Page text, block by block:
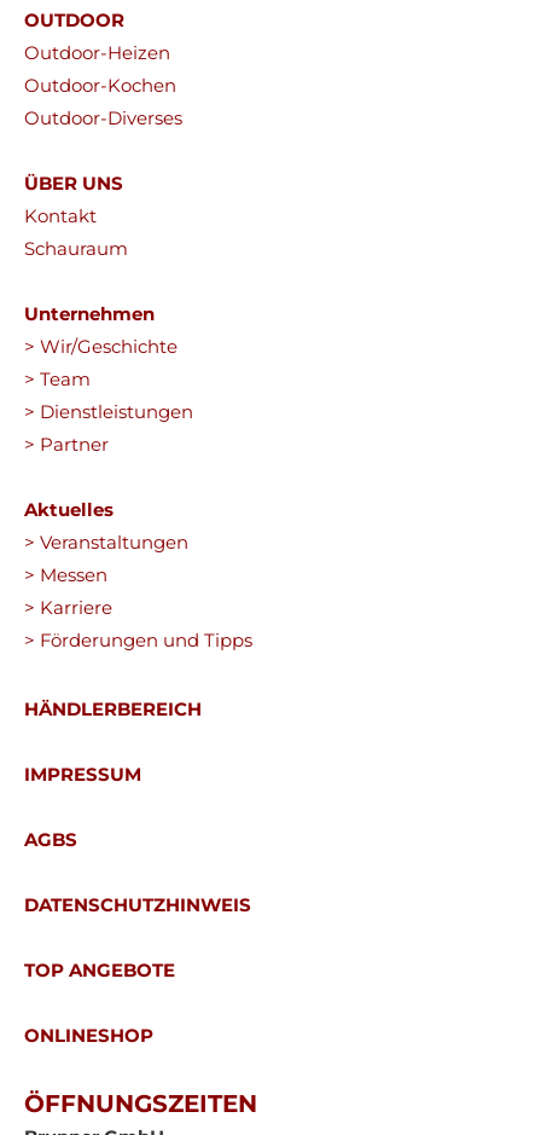
OUTDOOR
Outdoor-Heizen
Outdoor-Kochen
Outdoor-Diverses
ÜBER UNS
Kontakt
Schauraum
Unternehmen
> Wir/Geschichte
> Team
> Dienstleistungen
> Partner
Aktuelles
> Veranstaltungen
> Messen
> Karriere
> Förderungen und Tipps
HÄNDLERBEREICH
IMPRESSUM
AGBS
DATENSCHUTZHINWEIS
TOP ANGEBOTE
ONLINESHOP
ÖFFNUNGSZEITEN